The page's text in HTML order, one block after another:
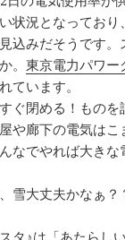
状況となってお
込みだそうです。
。東京電力パワー
ています。
ぐ閉める！ものを
や廊下の電気はこ
なでやれば大きな
雪大丈夫かなぁ？
タ♪は「あたらし